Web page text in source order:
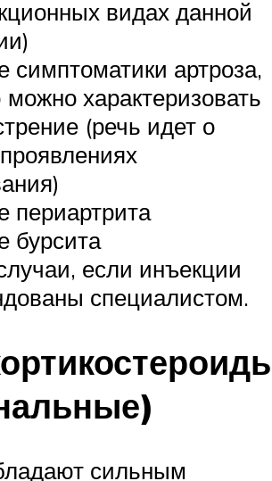
видах данной
симптоматики артроза,
можно характеризовать
(речь идет о
периартрита
бурсита
если инъекции
специалистом.
сильным